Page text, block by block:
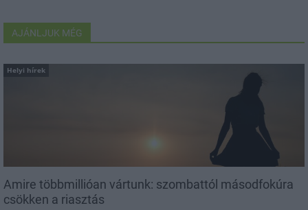
AJÁNLJUK MÉG
Helyi hírek
Amire többmillióan vártunk: szombattól másodfokúra
csökken a riasztás